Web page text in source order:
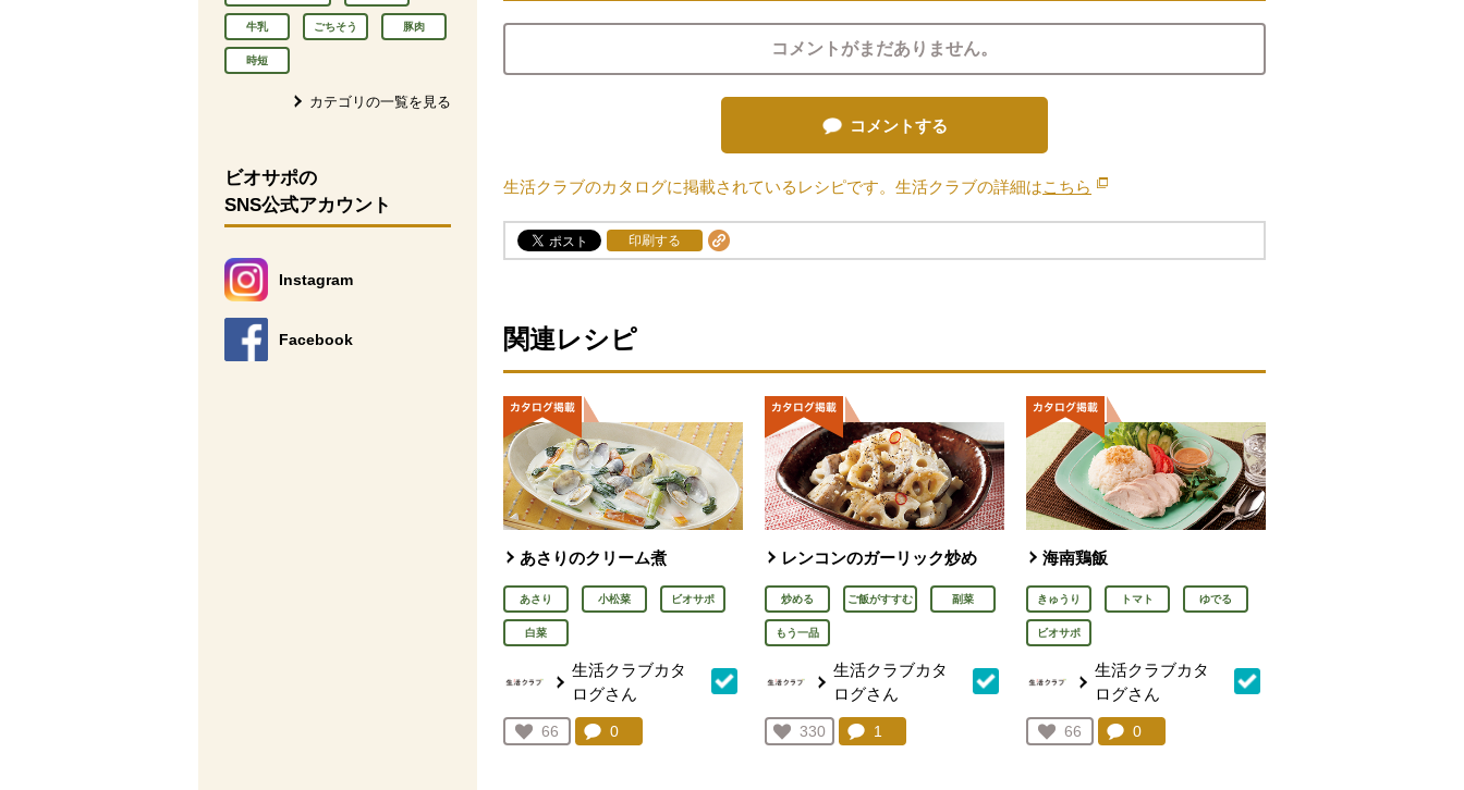
牛乳 ごちそう 豚肉
時短
カテゴリの一覧を見る
ビオサポの
SNS公式アカウント
Instagram
別のウィンドウで開きます。
Facebook
別のウィンドウで開きます。
コメントがまだありません。
コメントする
生活クラブのカタログに掲載されているレシピです。生活クラブの詳細はこちら 別のウィンドウで開きます。
印刷する
関連レシピ
あさりのクリーム煮
あさり 小松菜 ビオサポ
白菜
生活クラブカタ
ログさん
お気に入り登録：
66
人が登録
コメント：
0
レンコンのガーリック炒め
炒める ご飯がすすむ 副菜
もう一品
生活クラブカタ
ログさん
お気に入り登録：
330
人が登録
コメント：
1件。コメントを見る。
海南鶏飯
きゅうり トマト ゆでる
ビオサポ
生活クラブカタ
ログさん
お気に入り登録：
66
人が登録
コメント：
0件。コメントを見る。